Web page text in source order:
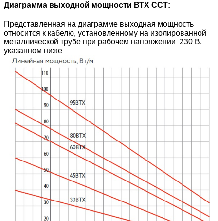
Диаграмма выходной мощности ВТХ ССТ:
Представленная на диаграмме выходная мощность
относится к кабелю, установленному на изолированной
металлической трубе при рабочем напряжении 230 В,
указанном ниже